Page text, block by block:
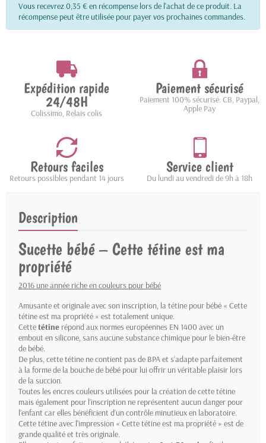
Vous recevrez 0,35 € en récompense lors de l'achat de ce produit. La
récompense peut être utilisée pour payer vos prochaines commandes.
Expédition rapide
24/48H
Colissimo, Relais colis
Paiement sécurisé
Paiement 100% sécurisé: CB, Paypal,
Apple Pay
Retours faciles
Retours possibles pendant 14 jours
Service client
Du lundi au vendredi de 9h à 18h
Description
Sucette bébé – Cette tétine est ma
propriété
2016 une année riche en couleurs pour bébé
Amusante et originale avec son inscription, la tétine pour bébé « Cette
tétine est ma propriété » est totalement unique.
Cettetétine répond aux normes européennes EN 1400 avec un
embout en silicone, sans aucune substance chimique pour le bien-être
de bébé.
De plus, cette tétine ne contient pas de BPA et s’adapte parfaitement
à la forme de la bouche de bébé pour lui offrir un véritable plaisir lors
de la succion.
Toutes les encres couleurs utilisées pour la création de cette tétine
mais également pour l’inscription ne représentent aucun danger pour
l’enfant car elles bénéficient d’un contrôle minutieux en laboratoire.
Cette tétine avec l'impression « Cette tétine est ma propriété » est de
grande qualité et très originale.